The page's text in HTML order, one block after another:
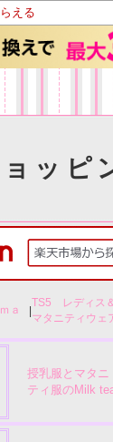
える
ッピ
ａ
TS5 レディス
マタニティウェ
授乳服とマタニ
ティ服のMilk